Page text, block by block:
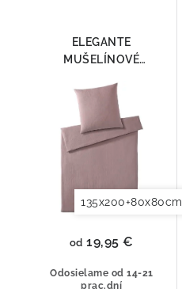
ELEGANTE
MUŠELÍNOVÉ
7095-01
135x200+80x80cm
Odosielame od 14-21
prac.dní
od 19,95 €